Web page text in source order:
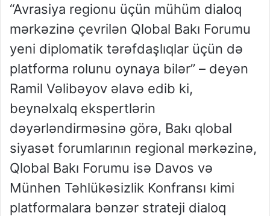
“Avrasiya regionu üçün mühüm dialoq
mərkəzinə çevrilən Qlobal Bakı Forumu
yeni diplomatik tərəfdaşlıqlar üçün də
platforma rolunu oynaya bilər” – deyən
Ramil Vəlibəyov əlavə edib ki,
beynəlxalq ekspertlərin
dəyərləndirməsinə görə, Bakı qlobal
siyasət forumlarının regional mərkəzinə,
Qlobal Bakı Forumu isə Davos və
Münhen Təhlükəsizlik Konfransı kimi
platformalara bənzər strateji dialoq